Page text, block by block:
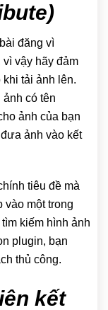
đăng vì
vậy hãy đảm
tải ảnh lên.
có tên
ảnh của bạn
ảnh vào kết
tiêu đề mà
vào một trong
kiếm hình ảnh
plugin, bạn
thủ công.
kết